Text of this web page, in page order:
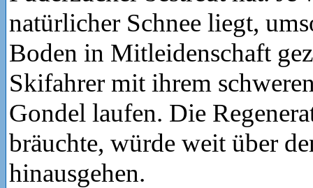
natürlicher Schnee liegt,
Boden in Mitleidenschaft
Skifahrer mit ihrem
Gondel laufen. Die
bräuchte, würde weit über
hinausgehen.